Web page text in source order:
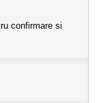
confirmare si